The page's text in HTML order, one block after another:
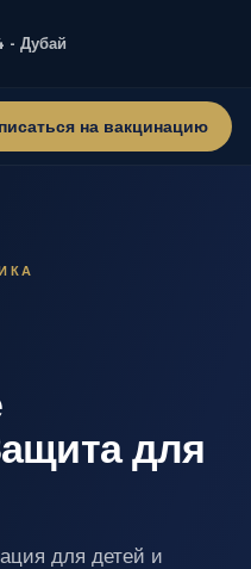
Дубай
на вакцинацию
для
для детей и